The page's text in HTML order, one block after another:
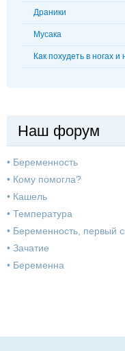
Драники
Мусака
Как похудеть в ногах
Наш форум
• Беременность
• Кому помогла?
• Кашель
• Температура
• Беременность, первый
• Зачатие
• Беременна